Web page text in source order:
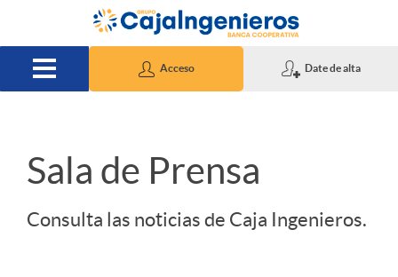
Saltar al contenido principal
Acceso Date de alta
S
Sala de Prensa
Consulta las noticias de Caja Ingenieros.